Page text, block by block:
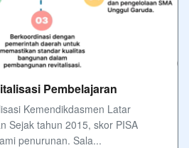
Pembelajaran
Kemendikdasmen Latar
Sejak tahun 2015, skor PISA
penurunan. Sala...